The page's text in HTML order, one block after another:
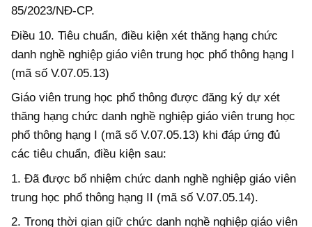
85/2023/NĐ-CP.
Điều 10. Tiêu chuẩn, điều kiện xét thăng hạng chức
danh nghề nghiệp giáo viên trung học phổ thông hạng I
(mã số V.07.05.13)
Giáo viên trung học phổ thông được đăng ký dự xét
thăng hạng chức danh nghề nghiệp giáo viên trung học
phổ thông hạng I (mã số V.07.05.13) khi đáp ứng đủ
các tiêu chuẩn, điều kiện sau:
1. Đã được bổ nhiệm chức danh nghề nghiệp giáo viên
trung học phổ thông hạng II (mã số V.07.05.14).
2. Trong thời gian giữ chức danh nghề nghiệp giáo viên